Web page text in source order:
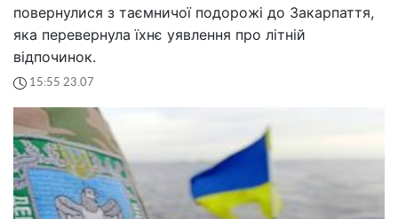
повернулися з таємничої подорожі до Закарпаття,
яка перевернула їхнє уявлення про літній
відпочинок.
15:55 23.07